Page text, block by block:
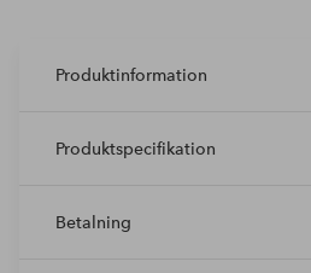
Produktinformation
Produktspecifikation
Betalning